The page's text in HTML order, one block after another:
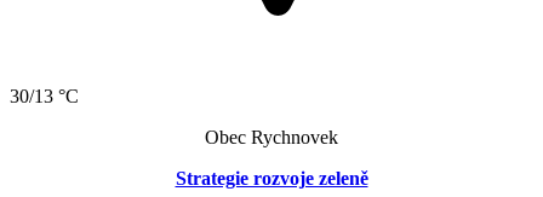
30/13 °C
Obec Rychnovek
Strategie rozvoje zeleně